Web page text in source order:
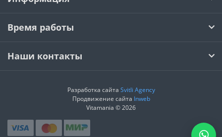
Время работы
Наши контакты
Разработка сайта Svitli Agency
Продвижение сайта Inweb
Vitamania © 2026